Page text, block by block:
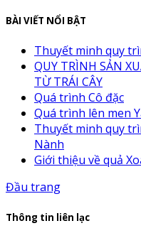
BÀI VIẾT NỔI BẬT
Thuyết minh quy
QUY TRÌNH SẢN
TỪ TRÁI CÂY
Quá trình Cô đặc
Quá trình lên men
Thuyết minh quy
Nành
Giới thiệu về quả
Đầu trang
Thông tin liên lạc